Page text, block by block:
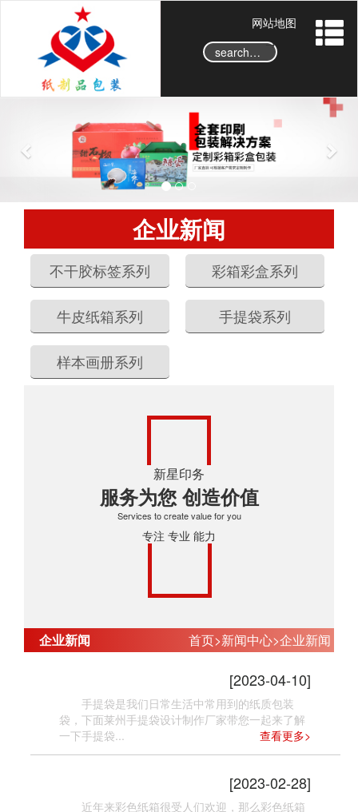
网站地图
→
e
N
x
企业新闻
不干胶标签系列 彩箱彩盒系列
牛皮纸箱系列 手提袋系列
样本画册系列
新星印务
服务为您 创造价值
Services to create value for you
专注 专业 能力
企业新闻 首页>新闻中心>企业新闻
[2023-04-10]
手提袋是我们日常生活中常用到的纸质包装
袋，下面莱州手提袋设计制作厂家带您一起来了解
一下手提袋...
查看更多>
[2023-02-28]
近年来彩色纸箱很受人们欢迎，那么彩色纸箱